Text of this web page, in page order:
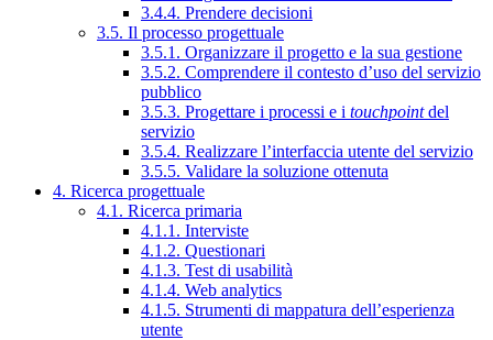
3.4.4. Prendere decisioni
3.5. Il processo progettuale
3.5.1. Organizzare il progetto e la sua gestione
3.5.2. Comprendere il contesto d’uso del servizio
pubblico
3.5.3. Progettare i processi e i touchpointdel
servizio
3.5.4. Realizzare l’interfaccia utente del servizio
3.5.5. Validare la soluzione ottenuta
4. Ricerca progettuale
4.1. Ricerca primaria
4.1.1. Interviste
4.1.2. Questionari
4.1.3. Test di usabilità
4.1.4. Web analytics
4.1.5. Strumenti di mappatura dell’esperienza
utente